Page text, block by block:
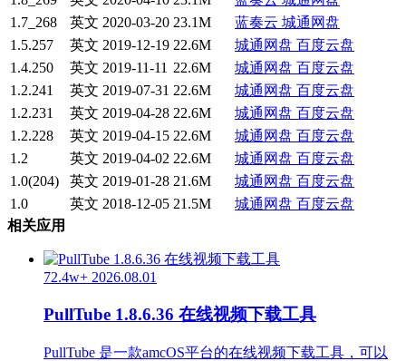
1.7_268
英文 2020-03-20 23.1M 蓝奏云 城通网盘
1.5.257
英文 2019-12-19 22.6M 城通网盘 百度云盘
1.4.250
英文 2019-11-11 22.6M 城通网盘 百度云盘
1.2.241
英文 2019-07-31 22.6M 城通网盘 百度云盘
1.2.231
英文 2019-04-28 22.6M 城通网盘 百度云盘
1.2.228
英文 2019-04-15 22.6M 城通网盘 百度云盘
1.2
英文 2019-04-02 22.6M 城通网盘 百度云盘
1.0(204)
英文 2019-01-28 21.6M 城通网盘 百度云盘
1.0
英文 2018-12-05 21.5M 城通网盘 百度云盘
相关应用
72.4w+ 2026.08.01
PullTube 1.8.6.36 在线视频下载工具
PullTube 是一款amcOS平台的在线视频下载工具，可以